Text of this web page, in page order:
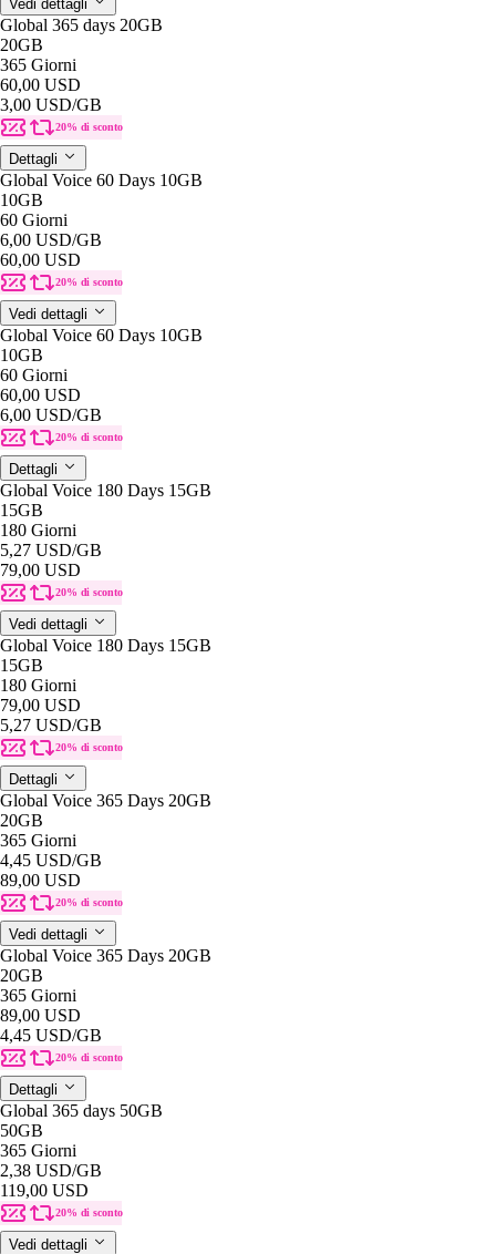
Vedi dettagli
Global 365 days 20GB
20GB
365 Giorni
60,00 USD
3,00 USD/GB
20% di sconto
Dettagli
Global Voice 60 Days 10GB
10GB
60 Giorni
6,00 USD/GB
60,00 USD
20% di sconto
Vedi dettagli
Global Voice 60 Days 10GB
10GB
60 Giorni
60,00 USD
6,00 USD/GB
20% di sconto
Dettagli
Global Voice 180 Days 15GB
15GB
180 Giorni
5,27 USD/GB
79,00 USD
20% di sconto
Vedi dettagli
Global Voice 180 Days 15GB
15GB
180 Giorni
79,00 USD
5,27 USD/GB
20% di sconto
Dettagli
Global Voice 365 Days 20GB
20GB
365 Giorni
4,45 USD/GB
89,00 USD
20% di sconto
Vedi dettagli
Global Voice 365 Days 20GB
20GB
365 Giorni
89,00 USD
4,45 USD/GB
20% di sconto
Dettagli
Global 365 days 50GB
50GB
365 Giorni
2,38 USD/GB
119,00 USD
20% di sconto
Vedi dettagli